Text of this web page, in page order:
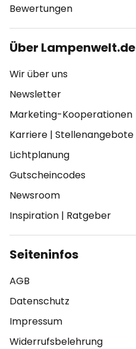
Bewertungen
Über Lampenwelt.de
Wir über uns
Newsletter
Marketing-Kooperationen
Karriere | Stellenangebote
Lichtplanung
Gutscheincodes
Newsroom
Inspiration | Ratgeber
Seiteninfos
AGB
Datenschutz
Impressum
Widerrufsbelehrung